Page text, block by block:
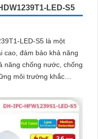
LED-S5
LED-S5 là một
cao, đảm bảo khả năng
môi trường khắc